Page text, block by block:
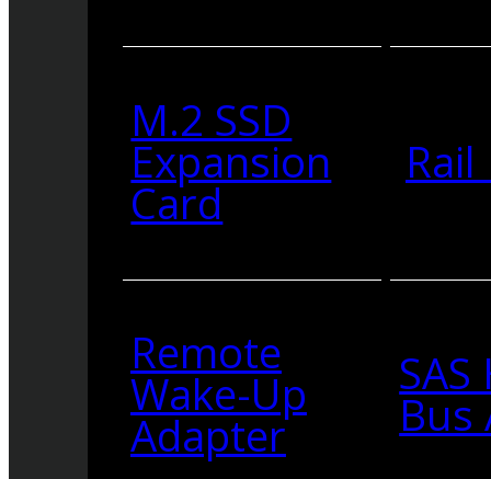
M.2 SSD
Expansion
Card
Remote
Wake-Up
Adapter Bus